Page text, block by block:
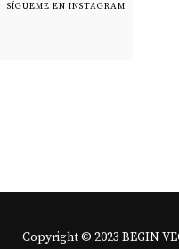
SÍGUEME EN INSTAGRAM
Copyright © 2023 BEGIN